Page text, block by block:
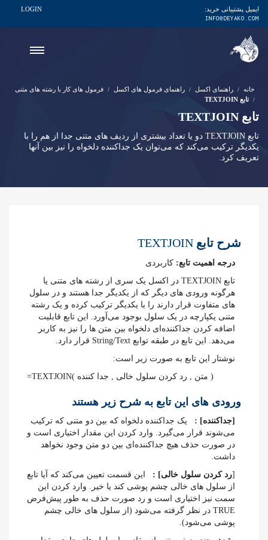
ایمیل پشتیبانی خرید:
INFO@DEYAKO.COM
LOGIN
خانه راهنمای اکسل راهنمای فرمول های اکسل
فرمول های کار با رشته های متنی
تابع TEXTJOIN
تابع TEXTJOIN
تابع TEXTJOIN دو یا تعداد بیشتری از ردیف های متنی جدا از هم را با
یکدیگر ترکیب می‌کند که می‌توان یک جداکننده دلخواه را نیز بین آنها
تعریف کرد.
شرح تابع TEXTJOIN
درجه اهمیت تابع: کاربردی
تابع TEXTJOIN در اکسل یک سری از رشته های متنی یا
هرگونه ورودی های دیگر که از یکدیگر جدا هستند و در سلول
های متفاوت قرار دارند را با یکدیگر ترکیب کرده و یک رشته
متنی یکپارچه در یک سلول بوجود می‌آورد. این تابع قابلیت
اضافه کردن جداکننده‌ای دلخواه بین متن ها را نیز به کاربر
می‌دهد. این تابع در طبقه توابع String/Text قرار دارد.
نوشتار این تابع به صورت زیر است:
=TEXTJOIN( متن , رد کردن سلول خالی , جدا کننده )
ورودی های این تابع به شرح زیر هستند
[جداکننده]
: یک جداکننده دلخواه که بین دو متنی که ترکیب
می‌شوند قرار می‌گیرد. وارد کردن این مقدار اختیاری است و
در صورت حذف هیچ جداکننده‌ای بین دو متن وجود نخواهد
داشت.
[رد کردن سلول خالی] :
این قسمت تعیین می‌کند که آیا تابع
از سلول های خالی چشم پوشی کند یا خیر. وارد کردن این
سمت نیز اختیاری است و رد صورت حذف به طور پیش‌فرض
TRUE در نظر گرفته می‌شود (از سلول های خالی چشم
پوشی می‌شود).